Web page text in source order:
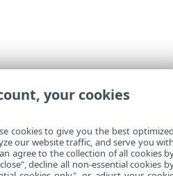
your cookies
cookies to give you the best
our website traffic, and serve you
agree to the collection of all cookies
decline all non-essential cookies